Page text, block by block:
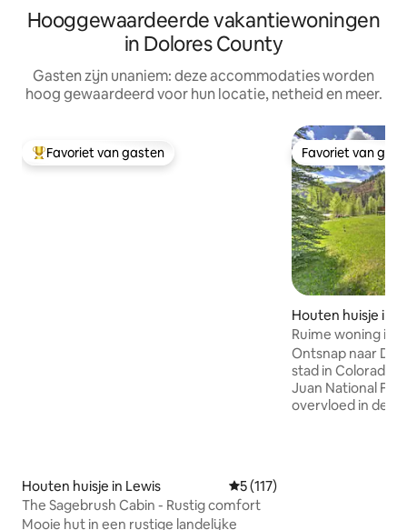
Hooggewaardeerde vakantiewoningen
in Dolores County
Gasten zijn unaniem: deze accommodaties worden
hoog gewaardeerd voor hun locatie, netheid en meer.
Topfavoriet van gasten
Favoriet van gasten
Houten huisje in Lewis Gemiddelde beoordeling
5 (117)
The Sagebrush Cabin - Rustig comfort
Mooie hut in een rustige landelijke
Favoriet van
Favoriet van
Houten huisje in
Ruime woning in
de rivier de
Ontsnap naar
stad in Colorado
Juan National
overvloed in